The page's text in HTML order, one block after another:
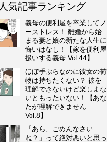
人気記事ランキング
義母の便利屋を卒業してノ
ーストレス！ 離婚から始
まる妻と娘の新たな人生に
悔いはなし！【嫁を便利屋
扱いする義母 Vol.44】
ほぼ手ぶらなのに彼女の荷
物は持ちたくない？ 彼を
理解できないけど楽しまな
いともったいない！【あな
たが理解できません
Vol.8】
「あら、ごめんなさい
ね？」って絶対悪いと思っ